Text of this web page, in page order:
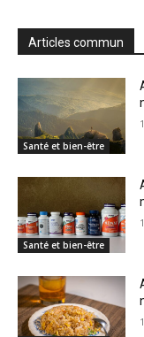
Articles commun
Santé et bien-être
Santé et bien-être